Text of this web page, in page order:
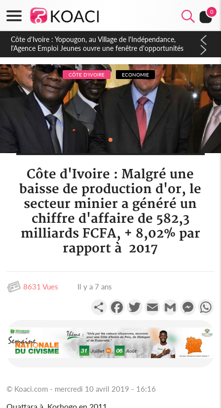
0
Côte d'Ivoire : CHU de Treichville, après la fronde, les agents
contractuels obtiennent un accord avec la direction sur les
arriérés du SMIG 2023
CÔTE D'IVOIRE ECONOMIE
Côte d'Ivoire : Malgré une
baisse de production d'or, le
secteur minier a généré un
chiffre d'affaire de 582,3
milliards FCFA, + 8,02% par
rapport à 2017
8631 Vues Il y a 7 ans
PartagerFacebookTwitterEmail Gmail
© Koaci.com - mercredi 10 avril 2019 - 16:16